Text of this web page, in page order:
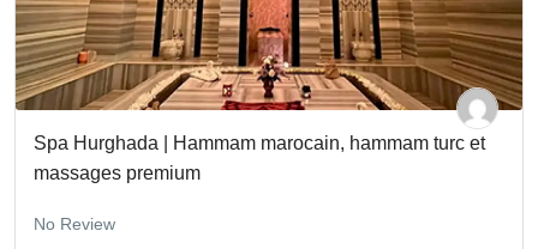
Spa Hurghada | Hammam marocain, hammam turc et
massages premium
No Review